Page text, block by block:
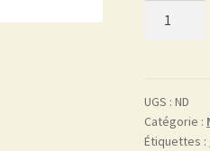
04
UGS :ND
Catégorie :
Étiquettes :